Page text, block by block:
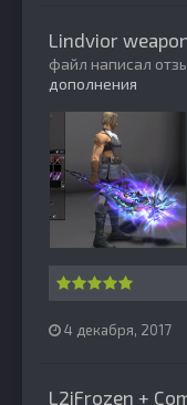
Lindvior
файл написал
дополнения
4 декабря, 2017
L2jFrozen +